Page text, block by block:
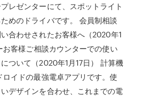
レゼンターにて、スポットライト
めのドライバです。 会員制相談
合わせされたお客様へ（2020年1
お客様ご相談カウンターでの使い
ついて（2020年1月17日） 計算機
ロイドの最強電卓アプリです。使
デザインを合わせ、これまでの電